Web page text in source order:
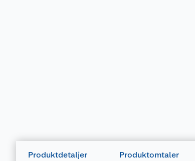
Produktdetaljer Produktomtaler